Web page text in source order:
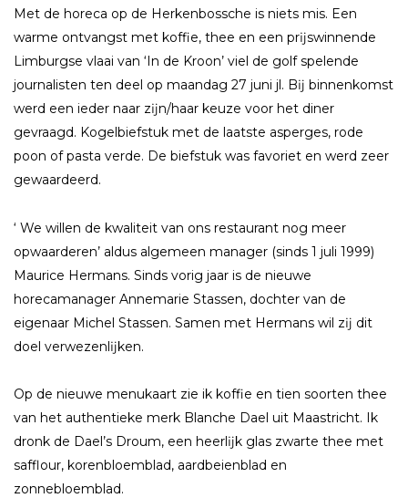
Met de horeca op de Herkenbossche is niets mis. Een
warme ontvangst met koffie, thee en een prĳswinnende
Limburgse vlaai van ‘In de Kroon’ viel de golf spelende
journalisten ten deel op maandag 27 juni jl. Bĳ binnenkomst
werd een ieder naar zĳn/haar keuze voor het diner
gevraagd. Kogelbiefstuk met de laatste asperges, rode
poon of pasta verde. De biefstuk was favoriet en werd zeer
gewaardeerd.
‘ We willen de kwaliteit van ons restaurant nog meer
opwaarderen’ aldus algemeen manager (sinds 1 juli 1999)
Maurice Hermans. Sinds vorig jaar is de nieuwe
horecamanager Annemarie Stassen, dochter van de
eigenaar Michel Stassen. Samen met Hermans wil zĳ dit
doel verwezenlĳken.
Op de nieuwe menukaart zie ik koffie en tien soorten thee
van het authentieke merk Blanche Dael uit Maastricht. Ik
dronk de Dael’s Droum, een heerlĳk glas zwarte thee met
safflour, korenbloemblad, aardbeienblad en
zonnebloemblad.